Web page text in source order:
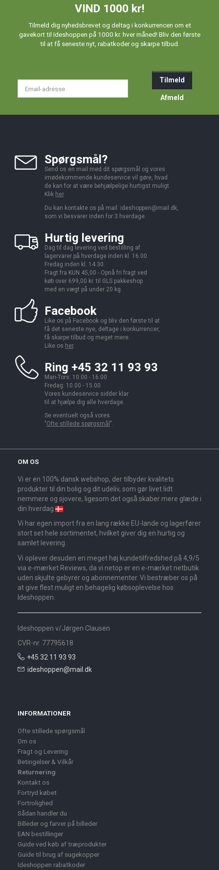
VIND 1000 kr!
Tilmeld dig nyhedsbrevet og deltag i konkurrencen om et
gavekort til Ideshoppen på 1000 kr. hver måned! Bliv den første
til at få seneste nyt, rabatkoder og skarpe tilbud.
Tilmeld
Afmeld
Spørgsmål?
Send os en mail med dit spørgsmål og vores
imødekommende kundeservice vil gøre, hvad
de kan for at være behjælpelige hurtigst muligt.
Klik her.
Du kan kontakte os på mail: ideshoppen@mail.dk,
som vi besvarer inden for 3 hverdage.
Hurtig levering
Dag til dag levering ved bestilling af
lagervarer på hverdage inden kl. 16.00.
Fredag inden kl. 14.30.
Fragt fra KUN 45,00 - Opnå fri fragt ved
køb over 699,00 kr. til GLS pakkeshop
med en vægt på under 20 kg.
Facebook
Like os på Facebook og bliv den første til at
få det seneste nye, deltage i konkurrencer,
få skarpe tilbud og meget mere.
Like os her.
Ring +45 32 11 93 93
Man-Tors: 10.00 - 16.00
Fredag: 10.00 - 15.00
Vores kundeservice sidder klar
til at hjælpe dig alle hverdage.
Se eventuelt også vores
"Ofte stillede spørgsmål ".
OM OS
Vi er en 100% dansk webshop, der tilbyder kvalitets
produkter til din bolig og dit udeliv, som gør livet lidt
nemmere og sjovere, ligesom det også skaber mere glæde i
din hverdag
Vi har egen import fra en lang række EU-lande og lagerfører
stort set hele sortimentet, hvilket giver dig en hurtig og
samlet levering.
Vi oplever desuden en meget høj kundetilfredshed på 4,9/5
via e-mærket Reviews, da vi netop er en e-mærket netbutik
uden skjulte gebyrer og abonnementer. Vi bestræber os på
at give flest muligt en behagelig købsoplevelse hos
Ideshoppen.
Ideshoppen v/Jørgen Clausen
CVR-nr. 77795618
+45 32 11 93 93
ideshoppen@mail.dk
INFORMATIONER
Ofte stillede spørgsmål
Om os
Fragt og Levering
Betingelser & Vilkår
Returnering
Kontakt os
Fortryd købet
Fortrolighed
Sådan handler du
Billeder og farver på billeder
EAN bestillinger
Guide ved køb af træprodukter
Guide til brug af sugekopper
Ideshoppen rabatkoder